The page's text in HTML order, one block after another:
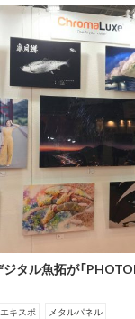
タル魚拓が「
キスポ メタルパネル